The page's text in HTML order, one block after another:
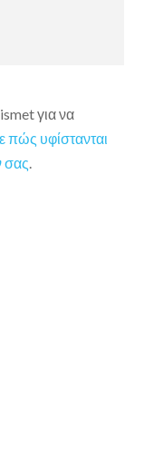
για να
πώς υφίστανται
σας.